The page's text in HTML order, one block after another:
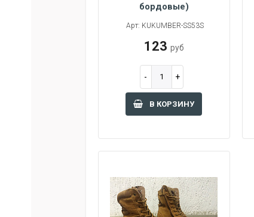
бордовые)
Арт: KUKUMBER-SS53S
123 руб
В КОРЗИНУ